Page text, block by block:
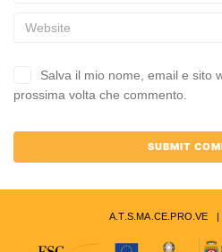
Salva il mio nome, email e sito
prossima volta che commento.
A.T.S.MA.CE.PRO.VE |